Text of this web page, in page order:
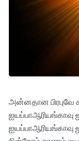
அன்னதான‌